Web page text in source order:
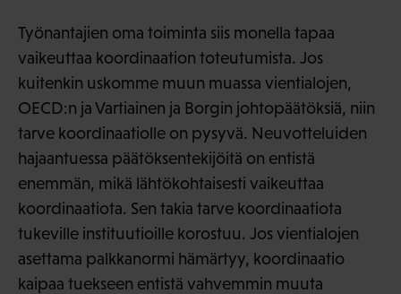
Työnantajien oma toiminta siis monella tapaa
vaikeuttaa koordinaation toteutumista. Jos
kuitenkin uskomme muun muassa vientialojen,
OECD:n ja Vartiainen ja Borgin johtopäätöksiä, niin
tarve koordinaatiolle on pysyvä. Neuvotteluiden
hajaantuessa päätöksentekijöitä on entistä
enemmän, mikä lähtökohtaisesti vaikeuttaa
koordinaatiota. Sen takia tarve koordinaatiota
tukeville instituutioille korostuu. Jos vientialojen
asettama palkkanormi hämärtyy, koordinaatio
kaipaa tuekseen entistä vahvemmin muuta